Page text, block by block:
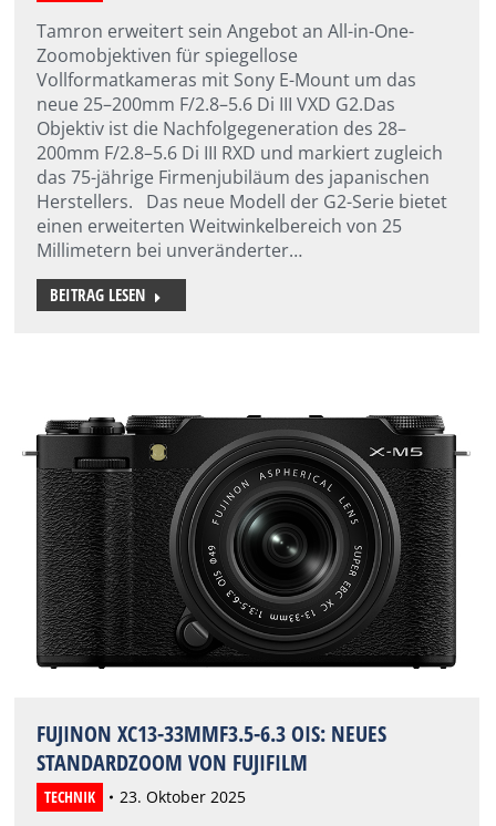
Tamron erweitert sein Angebot an All-in-One-
Zoomobjektiven für spiegellose
Vollformatkameras mit Sony E-Mount um das
neue 25–200mm F/2.8–5.6 Di III VXD G2.Das
Objektiv ist die Nachfolgegeneration des 28–
200mm F/2.8–5.6 Di III RXD und markiert zugleich
das 75-jährige Firmenjubiläum des japanischen
Herstellers. Das neue Modell der G2-Serie bietet
einen erweiterten Weitwinkelbereich von 25
Millimetern bei unveränderter…
BEITRAG LESEN
FUJINON XC13-33MMF3.5-6.3 OIS: NEUES
STANDARDZOOM VON FUJIFILM
TECHNIK 23. Oktober 2025